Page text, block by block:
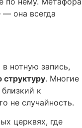
— она всегда
нотную запись,
. Многие
к
не случайность.
церквях, где